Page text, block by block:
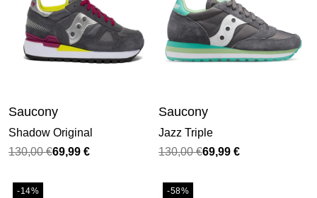
Saucony
Shadow Original
130,00€
Il
originale
69,99 €
Il
attuale
Saucony
Jazz Triple
130,00€
Il
originale
69,99 €
Il
attuale
-14% -58%